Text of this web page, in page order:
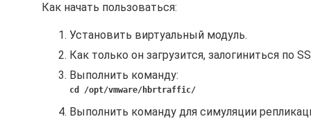
Как начать пользоваться:
Установить виртуальный модуль.
Как только он загрузится, залогиниться по
Выполнить команду:
cd /opt/vmware/hbrtraffic/
Выполнить команду для симуляции